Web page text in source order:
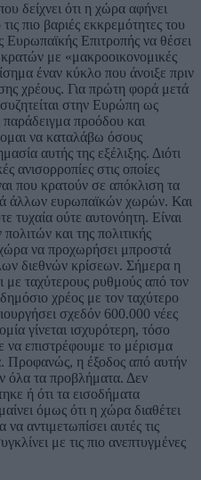
δείχνει ότι η χώρα αφήνει
πιο βαριές εκκρεμότητες του
Ευρωπαϊκής Επιτροπής να θέσει
με «μακροοικονομικές
έναν κύκλο που άνοιξε πριν
χρέους. Για πρώτη φορά μετά
στην Ευρώπη ως
προόδου και
να καταλάβω όσους
αυτής της εξέλιξης. Διότι
ανισορροπίες στις οποίες
που κρατούν σε απόκλιση τα
άλλων ευρωπαϊκών χωρών. Και
τυχαία ούτε αυτονόητη. Είναι
και της πολιτικής
να προχωρήσει μπροστά
διεθνών κρίσεων. Σήμερα η
με ταχύτερους ρυθμούς από τον
χρέος με τον ταχύτερο
σχεδόν 600.000 νέες
γίνεται ισχυρότερη, τόσο
να επιστρέφουμε το μέρισμα
Προφανώς, η έξοδος από αυτήν
όλα τα προβλήματα. Δεν
ή ότι τα εισοδήματα
όμως ότι η χώρα διαθέτει
αντιμετωπίσει αυτές τις
με τις πιο ανεπτυγμένες